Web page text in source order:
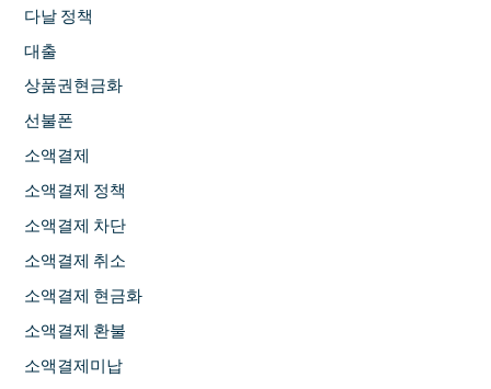
다날 정책
대출
상품권현금화
선불폰
소액결제
소액결제 정책
소액결제 차단
소액결제 취소
소액결제 현금화
소액결제 환불
소액결제미납